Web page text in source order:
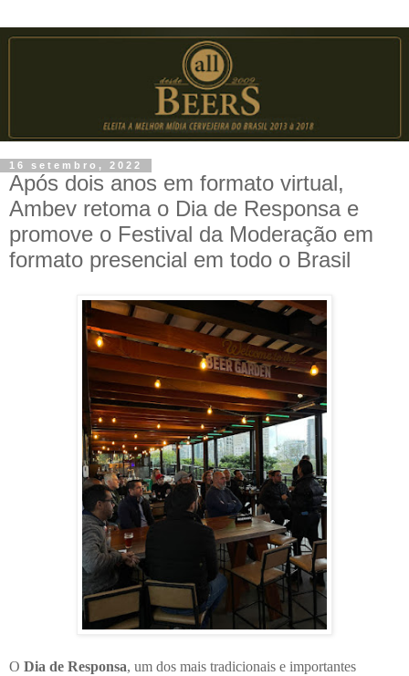
16 setembro, 2022
Após dois anos em formato virtual,
Ambev retoma o Dia de Responsa e
promove o Festival da Moderação em
formato presencial em todo o Brasil
O Dia de Responsa, um dos mais tradicionais e importantes